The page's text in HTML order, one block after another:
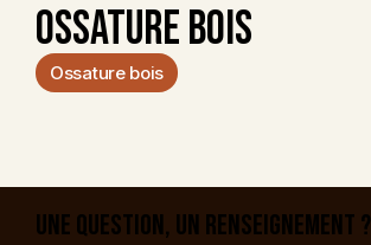
OSSATURE BOIS
Ossature bois
UNE QUESTION, UN RENSEIGNEMENT ?